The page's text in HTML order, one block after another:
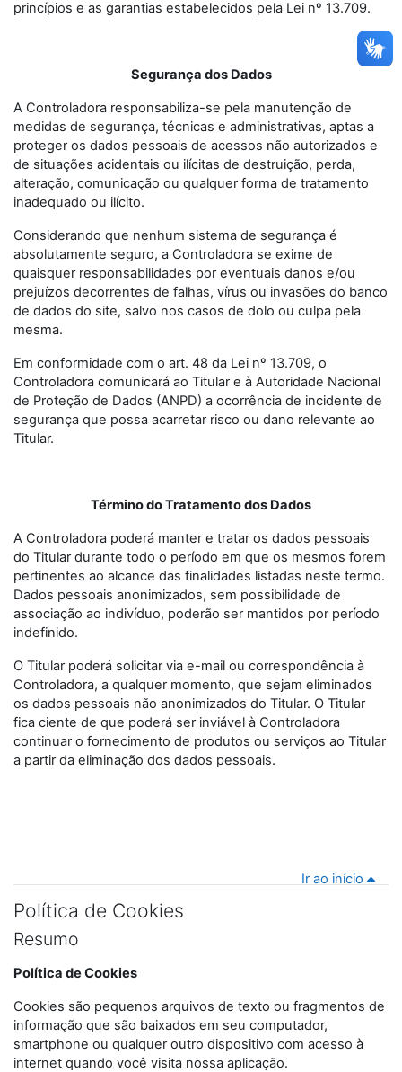
princípios e as garantias estabelecidos pela Lei nº 13.709.
Segurança dos Dados
A Controladora responsabiliza-se pela manutenção de
medidas de segurança, técnicas e administrativas, aptas a
proteger os dados pessoais de acessos não autorizados e
de situações acidentais ou ilícitas de destruição, perda,
alteração, comunicação ou qualquer forma de tratamento
inadequado ou ilícito.
Considerando que nenhum sistema de segurança é
absolutamente seguro, a Controladora se exime de
quaisquer responsabilidades por eventuais danos e/ou
prejuízos decorrentes de falhas, vírus ou invasões do banco
de dados do site, salvo nos casos de dolo ou culpa pela
mesma.
Em conformidade com o art. 48 da Lei nº 13.709, o
Controladora comunicará ao Titular e à Autoridade Nacional
de Proteção de Dados (ANPD) a ocorrência de incidente de
segurança que possa acarretar risco ou dano relevante ao
Titular.
Término do Tratamento dos Dados
A Controladora poderá manter e tratar os dados pessoais
do Titular durante todo o período em que os mesmos forem
pertinentes ao alcance das finalidades listadas neste termo.
Dados pessoais anonimizados, sem possibilidade de
associação ao indivíduo, poderão ser mantidos por período
indefinido.
O Titular poderá solicitar via e-mail ou correspondência à
Controladora, a qualquer momento, que sejam eliminados
os dados pessoais não anonimizados do Titular. O Titular
fica ciente de que poderá ser inviável à Controladora
continuar o fornecimento de produtos ou serviços ao Titular
a partir da eliminação dos dados pessoais.
Ir ao início
Política de Cookies
Resumo
Política de Cookies
Cookies são pequenos arquivos de texto ou fragmentos de
informação que são baixados em seu computador,
smartphone ou qualquer outro dispositivo com acesso à
internet quando você visita nossa aplicação.